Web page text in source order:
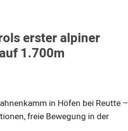
erster alpiner
1.700m
in Höfen bei Reutte –
freie Bewegung in der